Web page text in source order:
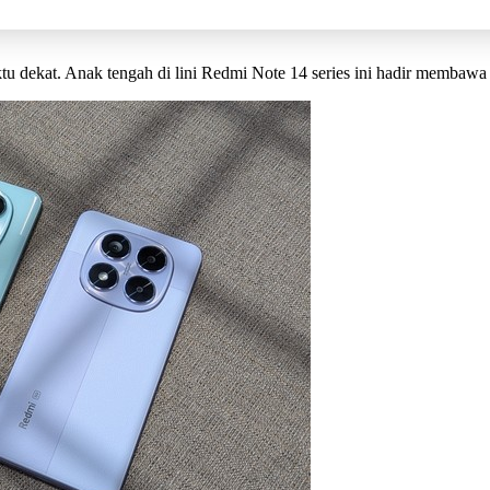
dekat. Anak tengah di lini Redmi Note 14 series ini hadir membawa